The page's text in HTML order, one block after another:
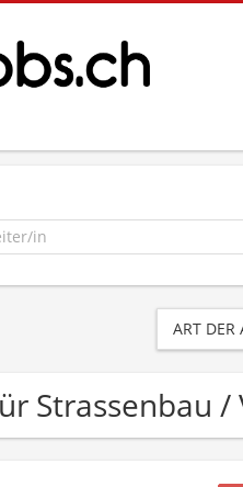
ART DER
Strassenbau